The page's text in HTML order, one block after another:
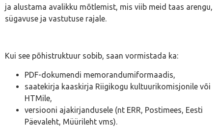
ja alustama avalikku mõtlemist, mis viib meid taas arengu,
sügavuse ja vastutuse rajale.
Kui see põhistruktuur sobib, saan vormistada ka:
PDF-dokumendi memorandumiformaadis,
saatekirja kaaskirja Riigikogu kultuurikomisjonile või
HTMile,
versiooni ajakirjandusele (nt ERR, Postimees, Eesti
Päevaleht, Müürileht vms).